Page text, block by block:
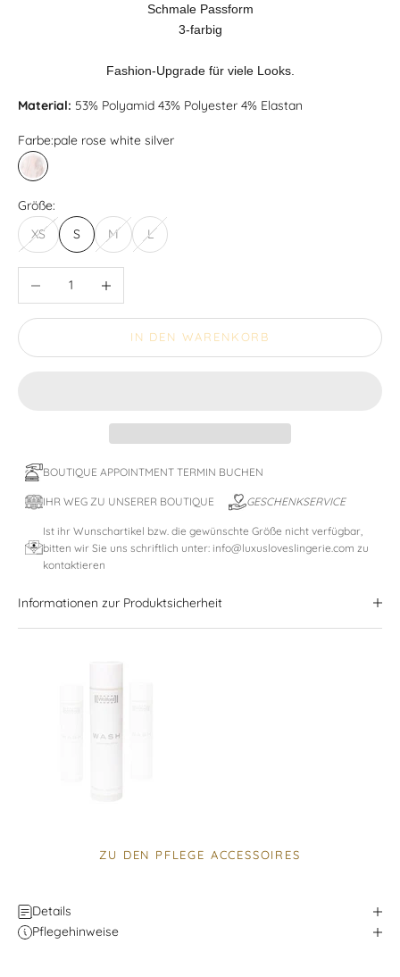
Schmale Passform
3-farbig
Fashion-Upgrade für viele Looks.
Material: 53% Polyamid 43% Polyester 4% Elastan
Farbe:pale rose white silver
pale rose white silver
Größe:
XS
S M L
Anzahl verringern
IN DEN WARENKORB
BOUTIQUE APPOINTMENT TERMIN BUCHEN
IHR WEG ZU UNSERER BOUTIQUE GESCHENKSERVICE
Ist ihr Wunschartikel bzw. die gewünschte Größe nicht verfügbar,
bitten wir Sie uns schriftlich unter: info@luxusloveslingerie.com zu
kontaktieren
Informationen zur Produktsicherheit
ZU DEN PFLEGE ACCESSOIRES
Details
Pflegehinweise